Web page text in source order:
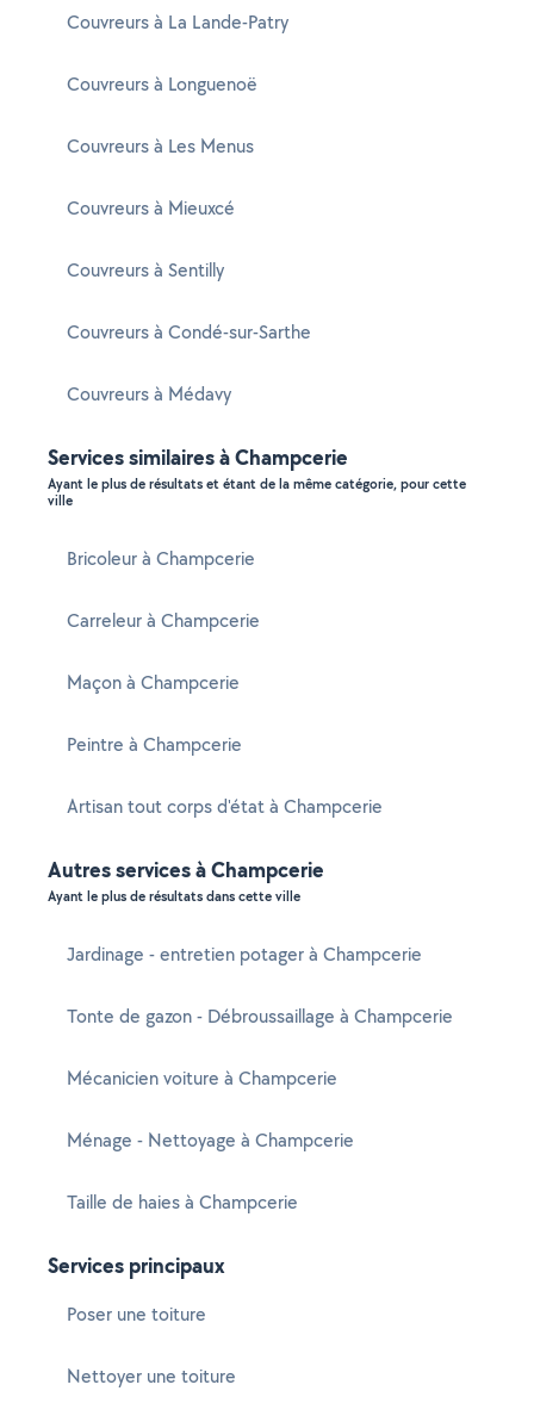
Couvreurs à La Lande-Patry
Couvreurs à Longuenoë
Couvreurs à Les Menus
Couvreurs à Mieuxcé
Couvreurs à Sentilly
Couvreurs à Condé-sur-Sarthe
Couvreurs à Médavy
Services similaires à Champcerie
Ayant le plus de résultats et étant de la même catégorie, pour cette
ville
Bricoleur à Champcerie
Carreleur à Champcerie
Maçon à Champcerie
Peintre à Champcerie
Artisan tout corps d'état à Champcerie
Autres services à Champcerie
Ayant le plus de résultats dans cette ville
Jardinage - entretien potager à Champcerie
Tonte de gazon - Débroussaillage à Champcerie
Mécanicien voiture à Champcerie
Ménage - Nettoyage à Champcerie
Taille de haies à Champcerie
Services principaux
Poser une toiture
Nettoyer une toiture